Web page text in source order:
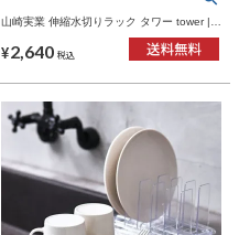
山崎実業 伸縮水切りラック タワー tower |
キッチン雑貨・タワーシリーズ
¥2,640 税込